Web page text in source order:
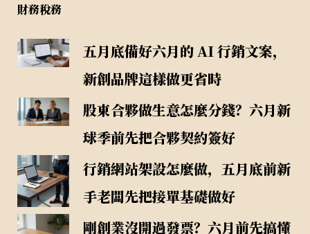
財務稅務
五月底備好六月的 AI 行銷文案，
新創品牌這樣做更省時
股東合夥做生意怎麼分錢？六月新
球季前先把合夥契約簽好
行銷網站架設怎麼做，五月底前新
手老闆先把接單基礎做好
剛創業沒開過發票？六月前先搞懂